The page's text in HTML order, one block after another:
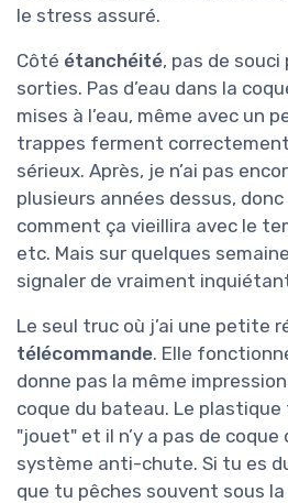
le stress assuré.
Côté étanchéité, pas de
sorties. Pas d’eau dans la
mises à l’eau, même avec un
trappes ferment
sérieux. Après, je n’ai pas
plusieurs années dessus,
comment ça vieillira avec le
etc. Mais sur quelques
signaler de vraiment
Le seul truc où j’ai une petite
télécommande. Elle
donne pas la même
coque du bateau. Le
"jouet" et il n’y a pas de
système anti-chute. Si tu es
que tu pêches souvent sous